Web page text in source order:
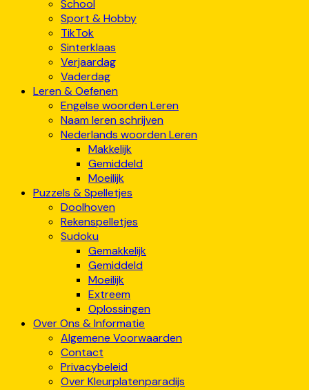
School
Sport & Hobby
TikTok
Sinterklaas
Verjaardag
Vaderdag
Leren & Oefenen
Engelse woorden Leren
Naam leren schrijven
Nederlands woorden Leren
Makkelijk
Gemiddeld
Moeilijk
Puzzels & Spelletjes
Doolhoven
Rekenspelletjes
Sudoku
Gemakkelijk
Gemiddeld
Moeilijk
Extreem
Oplossingen
Over Ons & Informatie
Algemene Voorwaarden
Contact
Privacybeleid
Over Kleurplatenparadijs